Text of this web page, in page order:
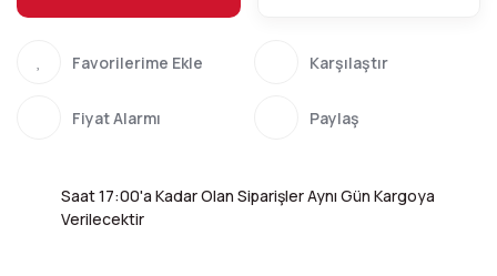
Karşılaştır
Fiyat Alarmı Paylaş
Saat 17:00'a Kadar Olan Siparişler Aynı Gün Kargoya
Verilecektir